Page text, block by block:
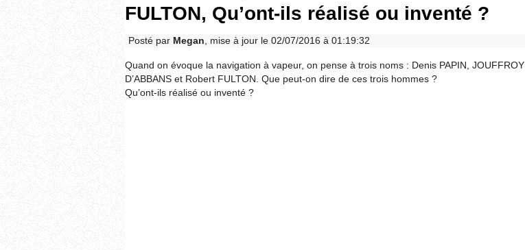
FULTON, Qu’ont-ils réalisé ou inventé ?
Posté par Megan , mise à jour le 02/07/2016 à 01:19:32
Quand on évoque la navigation à vapeur, on pense à trois noms : Denis PAPIN, JOUFFROY
D’ABBANS et Robert FULTON. Que peut-on dire de ces trois hommes ?
Qu’ont-ils réalisé ou inventé ?